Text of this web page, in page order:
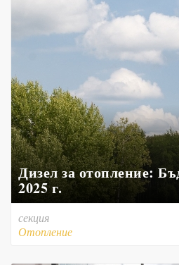
Дизел за отопление:
2025 г.
секция
Отопление